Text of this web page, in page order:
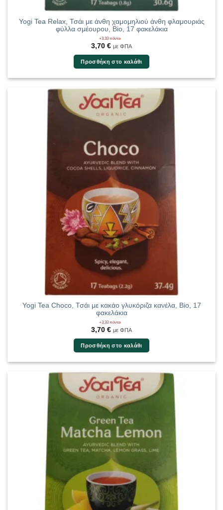
Yogi Tea Relax, Τσάι με άνθη χαμομηλιού άνθη φλαμουριάς
φύλλα σμέουρου, Bio, 17 φακελάκια
+3,33 πόντοι
3,70 € με ΦΠΑ
Προσθήκη στο καλάθι
Yogi Tea Choco, Τσάι με κακάο γλυκόριζα κανέλα, Bio, 17
φακελάκια
+3,33 πόντοι
3,70 € με ΦΠΑ
Προσθήκη στο καλάθι